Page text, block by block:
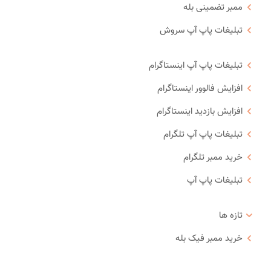
ممبر تضمینی بله
تبلیغات پاپ آپ سروش
تبلیغات پاپ آپ اینستاگرام
افزایش فالوور اینستاگرام
افزایش بازدید اینستاگرام
تبلیغات پاپ آپ تلگرام
خرید ممبر تلگرام
تبلیغات پاپ آپ
تازه ها
خرید ممبر فیک بله